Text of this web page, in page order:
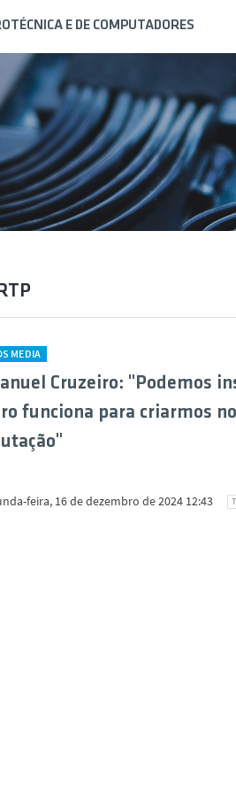
E DE COMPUTADORES
MEDIA
Cruzeiro: "Podemos
funciona para criarmos
feira, 16 de dezembro de 2024 12:43